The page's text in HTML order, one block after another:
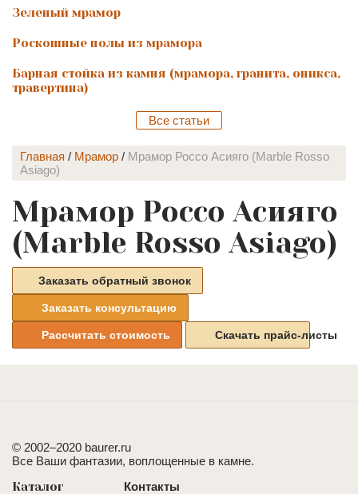
Зеленый мрамор
Роскошные полы из мрамора
Барная стойка из камня (мрамора, гранита, оникса,
травертина)
Все статьи
Главная / Мрамор / Мрамор Россо Асияго (Marble Rosso
Asiago)
Мрамор Россо Асияго
(Marble Rosso Asiago)
Заказать обратный звонок
Заказать консультацию
Рассчитать стоимость Скачать прайс-листы
© 2002–2020 baurer.ru
Все Ваши фантазии, воплощенные в камне.
Контакты
Каталог